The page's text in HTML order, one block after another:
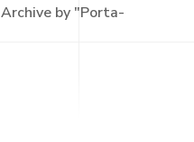
Archive by "Porta-